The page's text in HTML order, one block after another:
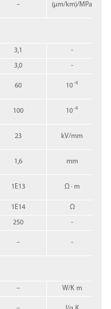
– (µm/km)/MPa
3,1 -
3,0 -
60 10-4
100 10-4
23 kV/mm
1,6 mm
1E13 Ω · m
1E14 Ω
250 -
– -
– W/K m